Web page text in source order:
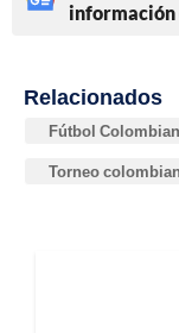
información
Relacionados
Fútbol
Torneo